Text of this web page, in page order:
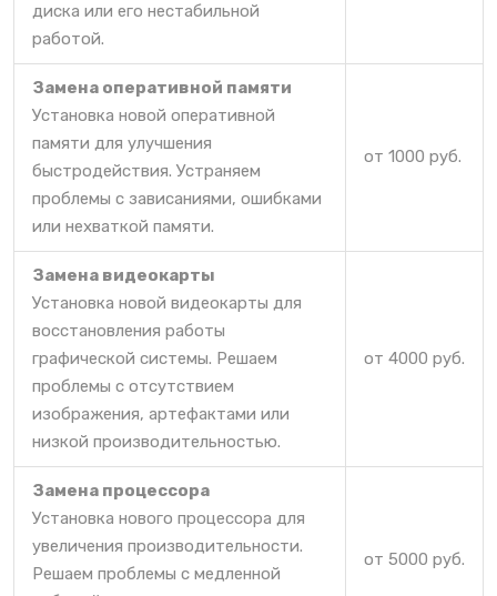
диска или его нестабильной
работой.
Замена оперативной памяти
Установка новой оперативной
памяти для улучшения
быстродействия. Устраняем
проблемы с зависаниями, ошибками
или нехваткой памяти.
от 1000 руб.
Замена видеокарты
Установка новой видеокарты для
восстановления работы
графической системы. Решаем
проблемы с отсутствием
изображения, артефактами или
низкой производительностью.
от 4000 руб.
Замена процессора
Установка нового процессора для
увеличения производительности.
Решаем проблемы с медленной
от 5000 руб.